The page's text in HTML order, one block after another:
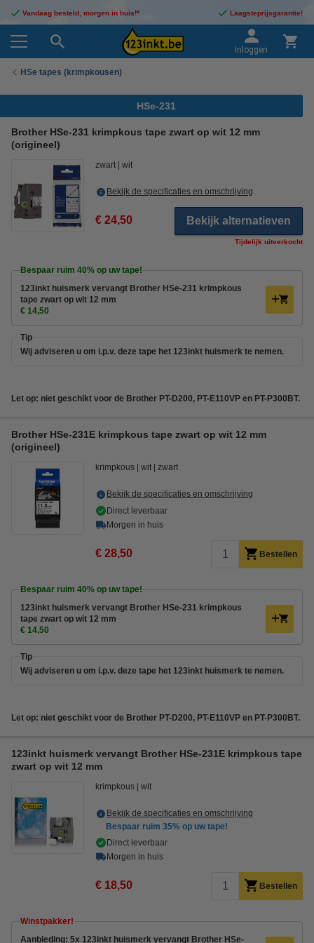
Vandaag besteld, morgen in huis!* Laagsteprijsgarantie!
Inloggen
HSe tapes (krimpkousen)
HSe-231
Brother HSe-231 krimpkous tape zwart op wit 12 mm
(origineel)
zwart wit
Bekijk de specificaties en omschrijving
€ 24,50 Bekijk alternatieven
Tijdelijk uitverkocht
Bespaar ruim 40% op uw tape!
123inkt huismerk vervangt Brother HSe-231 krimpkous
tape zwart op wit 12 mm
€ 14,50
Tip
Wij adviseren u om i.p.v. deze tape het 123inkt huismerk te nemen.
Let op: niet geschikt voor de Brother PT-D200, PT-E110VP en PT-P300BT.
Brother HSe-231E krimpkous tape zwart op wit 12 mm
(origineel)
krimpkous wit zwart
Bekijk de specificaties en omschrijving
Direct leverbaar
Morgen in huis
€ 28,50 Bestellen
Bespaar ruim 40% op uw tape!
123inkt huismerk vervangt Brother HSe-231 krimpkous
tape zwart op wit 12 mm
€ 14,50
Tip
Wij adviseren u om i.p.v. deze tape het 123inkt huismerk te nemen.
Let op: niet geschikt voor de Brother PT-D200, PT-E110VP en PT-P300BT.
123inkt huismerk vervangt Brother HSe-231E krimpkous tape
zwart op wit 12 mm
krimpkous wit
Bekijk de specificaties en omschrijving
Bespaar ruim 35% op uw tape!
Direct leverbaar
Morgen in huis
€ 18,50 Bestellen
Winstpakker!
Aanbieding: 5x 123inkt huismerk vervangt Brother HSe-